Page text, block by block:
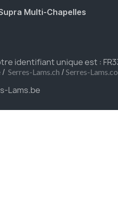
Multi-Chapelles
identifiant unique est :
/ Serres-Lams.ch / Serres-
Lams.be